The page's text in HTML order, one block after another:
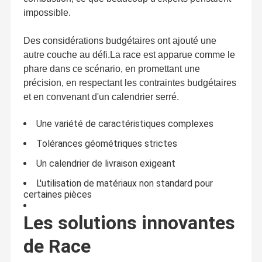
protection thermique de silicone
Finition de surface d'usinage
Soudure de tôle
Fabrication à partir de feuilles métalliques
service d'impression 3D
impossible.
Des considérations budgétaires ont ajouté une
autre couche au défi.La race est apparue comme le
phare dans ce scénario, en promettant une
précision, en respectant les contraintes budgétaires
et en convenant d'un calendrier serré.
Une variété de caractéristiques complexes
Tolérances géométriques strictes
Un calendrier de livraison exigeant
L'utilisation de matériaux non standard pour
certaines pièces
Les solutions innovantes
de Race